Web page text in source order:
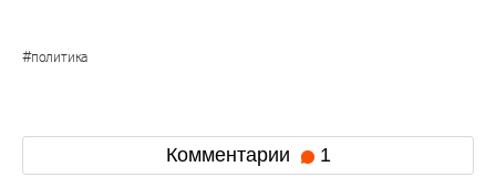
#политика
Комментарии 1